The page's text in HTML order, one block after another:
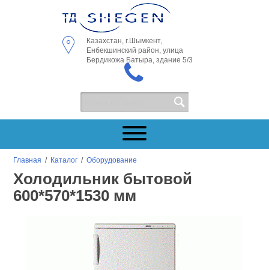
Казахстан, г.Шымкент,
Енбекшинский район, улица
Бердикожа Батыра, здание 5/3
Главная / Каталог /Оборудование
Холодильник бытовой
600*570*1530 мм